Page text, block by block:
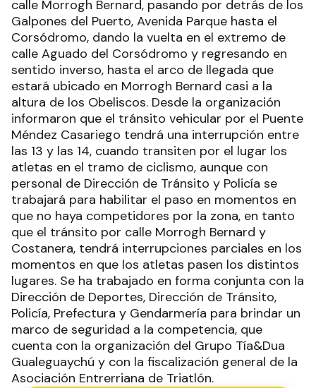
calle Morrogh Bernard, pasando por detrás de los
Galpones del Puerto, Avenida Parque hasta el
Corsódromo, dando la vuelta en el extremo de
calle Aguado del Corsódromo y regresando en
sentido inverso, hasta el arco de llegada que
estará ubicado en Morrogh Bernard casi a la
altura de los Obeliscos. Desde la organización
informaron que el tránsito vehicular por el Puente
Méndez Casariego tendrá una interrupción entre
las 13 y las 14, cuando transiten por el lugar los
atletas en el tramo de ciclismo, aunque con
personal de Dirección de Tránsito y Policía se
trabajará para habilitar el paso en momentos en
que no haya competidores por la zona, en tanto
que el tránsito por calle Morrogh Bernard y
Costanera, tendrá interrupciones parciales en los
momentos en que los atletas pasen los distintos
lugares. Se ha trabajado en forma conjunta con la
Dirección de Deportes, Dirección de Tránsito,
Policía, Prefectura y Gendarmería para brindar un
marco de seguridad a la competencia, que
cuenta con la organización del Grupo Tía&Dua
Gualeguaychú y con la fiscalización general de la
Asociación Entrerriana de Triatlón.